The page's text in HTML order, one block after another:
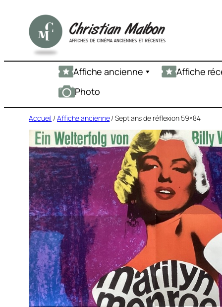
contenu
Affiche ancienne Affiche
Photo
Accueil /Affiche ancienne/ Sept ans de réflexion 59×84